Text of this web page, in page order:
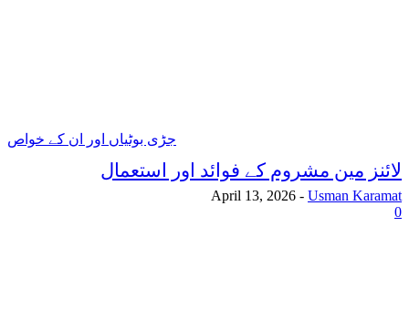
جڑی بوٹیاں اور ان کے خواص
لائنز مین مشروم کے فوائد اور استعمال
Usman Karamat
-
April 13, 2026
0